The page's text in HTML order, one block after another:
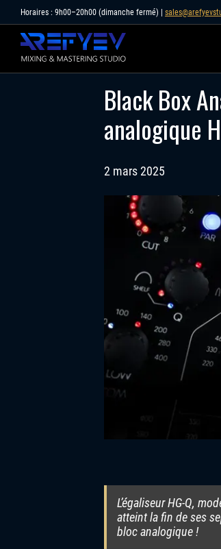
to
content
Horaires : 9h00–20h00 (dimanche fermé) |
Black Box
analogique
2 mars 2025
L’égaliseur HG-Q,
atteint la fin de ses
bloc analogique !